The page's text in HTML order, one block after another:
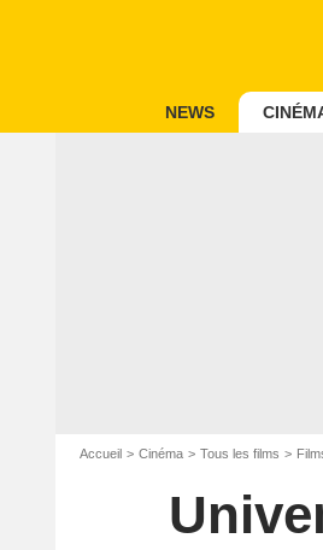
NEWS
Accueil Cinéma Tous les films